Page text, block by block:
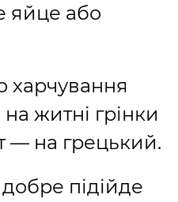
яйце або
харчування
житні грінки
— на грецький.
підійде